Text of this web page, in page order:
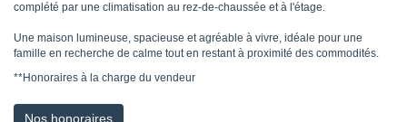
complété par une climatisation au rez-de-chaussée et à l'étage.
Une maison lumineuse, spacieuse et agréable à vivre, idéale pour une
famille en recherche de calme tout en restant à proximité des commodités.
**Honoraires à la charge du vendeur
Nos honoraires